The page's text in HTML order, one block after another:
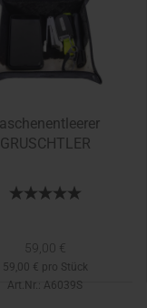
GRUSCHTLER
59,00 €
59,00 € pro Stück
Art.Nr.: A6039S